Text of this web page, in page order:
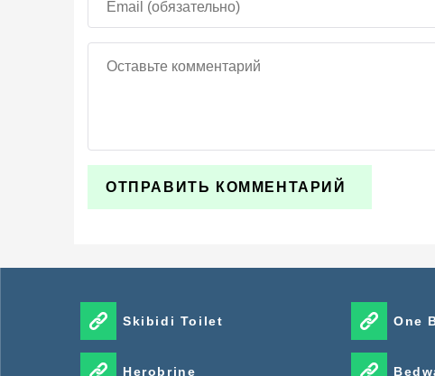
Skibidi Toilet
Herobrine
One